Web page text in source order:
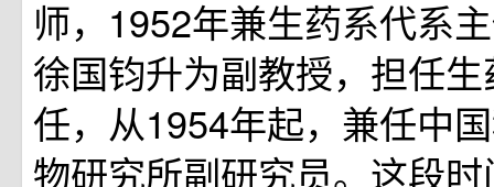
师，1952年兼生药系代系
徐国钧升为副教授，担任
任，从1954年起，兼任中
物研究所副研究员。这段